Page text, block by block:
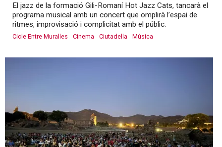
El jazz de la formació Gili-Romaní Hot Jazz Cats, tancarà el
programa musical amb un concert que omplirà l’espai de
ritmes, improvisació i complicitat amb el públic.
Cicle Entre Muralles Cinema Ciutadella Música